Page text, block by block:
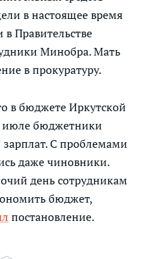
в настоящее время
Правительстве
Минобра. Мать
в прокуратуру.
в бюджете Иркутской
июле бюджетники
С проблемами
даже чиновники.
день сотрудникам
бюджет,
постановление.